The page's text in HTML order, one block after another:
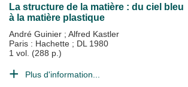
La structure de la matière : du ciel bleu
à la matière plastique
André Guinier ; Alfred Kastler
Paris : Hachette ; DL 1980
1 vol. (288 p.)
Plus d'information...